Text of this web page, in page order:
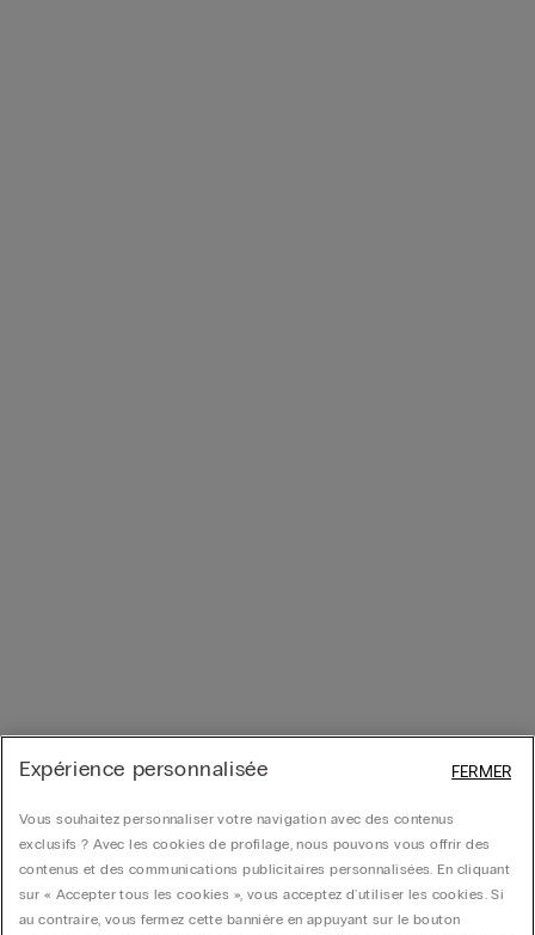
Expérience personnalisée
Vous souhaitez personnaliser votre navigation avec des contenus
exclusifs ? Avec les cookies de profilage, nous pouvons vous offrir des
contenus et des communications publicitaires personnalisées. En cliquant
sur « Accepter tous les cookies », vous acceptez d'utiliser les cookies. Si
au contraire, vous fermez cette bannière en appuyant sur le bouton
FERMER